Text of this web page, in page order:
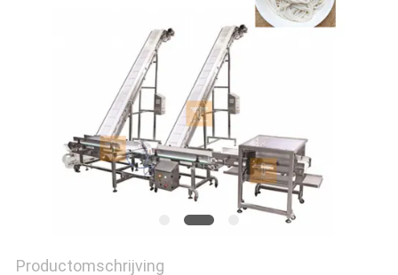
OFFERTE
SITEMAP
Productomschrijving